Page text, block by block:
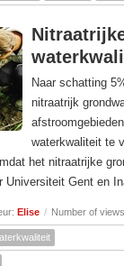
Naar schatting
nitraatrijk
waterkwaliteit te
het nitraatrijke
Universiteit Gent en
Elise / Number of